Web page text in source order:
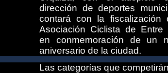
dirección de deportes
contará con la fiscalización
Asociación Ciclista de Entre
en conmemoración de un
aniversario de la ciudad.
Las categorías que